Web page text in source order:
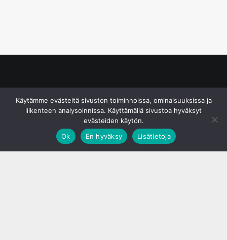
Käytämme evästeitä sivuston toiminnoissa, ominaisuuksissa ja
liikenteen analysoinnissa. Käyttämällä sivustoa hyväksyt
evästeiden käytön.
Ok
En hyväksy Lisätietoja